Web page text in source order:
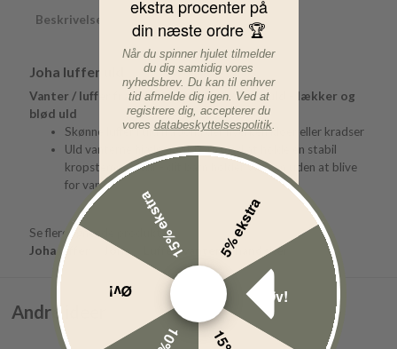
Beskrivelse
Joha luffer uld
Vanter / luffer fra Joha i Soft Wool / Baby uld - lækker og
blød uld
Skønne luffer i uld fra Joha der hverken kløer eller kradser
Uld vanterne hjælper dit barn med at holde en stabil
kropstemperatur - dit barn holder varmen uden at blive
for varm.
Se flere lignende produkter:
Joha luffer
Joha Luffer, vanter & handsker
Andre ideer
ekstra procenter på
din næste ordre 🏆
Når du spinner hjulet tilmelder
du dig samtidig vores
nyhedsbrev. Du kan til enhver
tid afmelde dig igen. Ved at
registrere dig, accepterer du
vores databeskyttelsespolitik.
5% ekstra
Øv!
Øv!
15% ekstra